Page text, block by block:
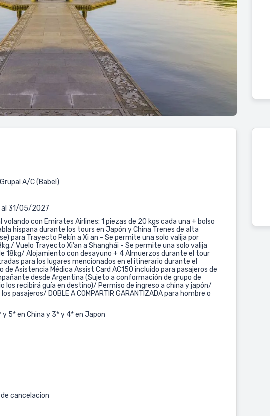
A/C (Babel)
31/05/2027
con Emirates Airlines: 1 piezas de 20 kgs cada una + bolso
hispana durante los tours en Japón y China Trenes de alta
para Trayecto Pekín a Xi an - Se permite una solo valija por
Vuelo Trayecto Xi’an a Shanghái - Se permite una solo valija
18kg/ Alojamiento con desayuno + 4 Almuerzos durante el tour
para los lugares mencionados en el itinerario durante el
Asistencia Médica Assist Card AC150 incluido para pasajeros de
desde Argentina (Sujeto a conformación de grupo de
los recibirá guía en destino)/ Permiso de ingreso a china y japón/
pasajeros/ DOBLE A COMPARTIR GARANTIZADA para hombre o
5* en China y 3* y 4* en Japon
cancelacion